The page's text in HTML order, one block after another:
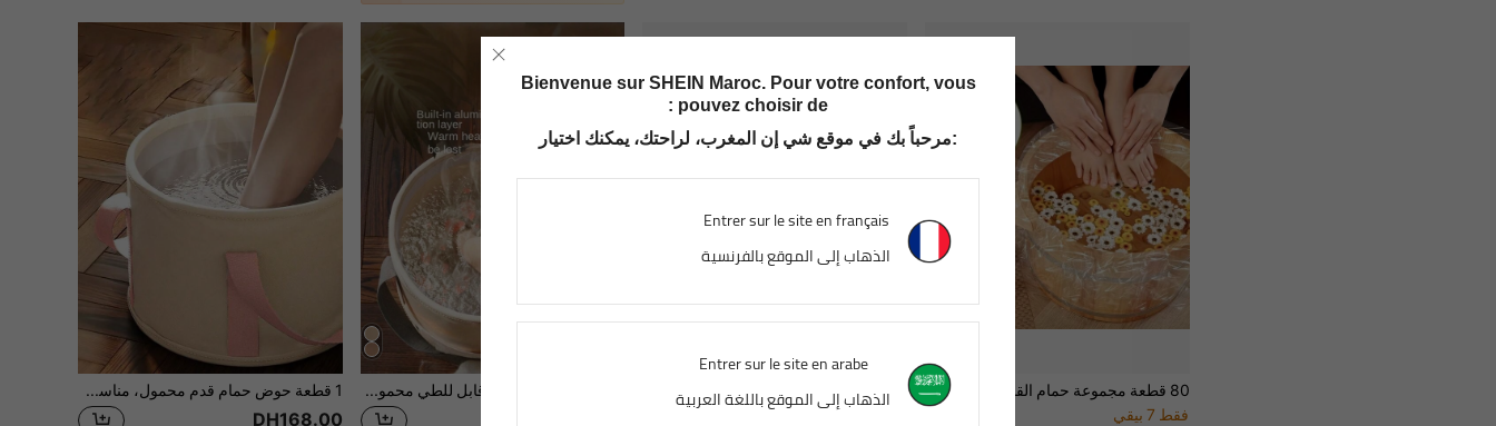
80 قطعة مجموعة حمام القدم 25.5 بوصة * 21.7 بوصة، حقيبة علاج القدم المحمولة، حقيبة العناية بالقدم البلاستيكية، مناسبة للفندق والاستخدام المنزلي، أدوات العناية بالقدم، ملحقات حمام القدم والعلاج المائي، حقيبة حمام القدم للسفر، أدوات العناية بالجسم، استرخاء بشرة القدم، دلو/حقيبة حمام القدم، هدية مثالية لعيد الميلاد وعيد الأم وعيد الأب (ألوان وأنماط عشوائية)
فقط 7 بيقي
1 قطعة دلو حمام قدم قابل للطي محمول معزول صينية 2 حجم سبا منزلي سفر تخييم حوض غسيل نقع القدم في الهواء الطلق للرياضة الاسترخاء هدية علاج بارد وساخن تخزين العناية بالجسم مقاوم للماء خفيف الوزن متين سهل الحمل 1 قطعة حوض حمام قدم محمول، مناسب ل- SPA المنزل. حوض حمام قدم قابل للطي مريح لنقع القدمين، يأتي مع حقيبة حمام قدم محمولة، مناسب للسفر والتخييم والأنشطة الخارجية والمتاجر والأماكن الأخرى
DH168.00
Bienvenue sur SHEIN Maroc. Pour votre confort, vous
pouvez choisir de :
مرحباً بك في موقع شي إن المغرب، لراحتك، يمكنك اختيار:
Entrer sur le site en français
الذهاب إلى الموقع بالفرنسية
Entrer sur le site en arabe
الذهاب إلى الموقع باللغة العربية